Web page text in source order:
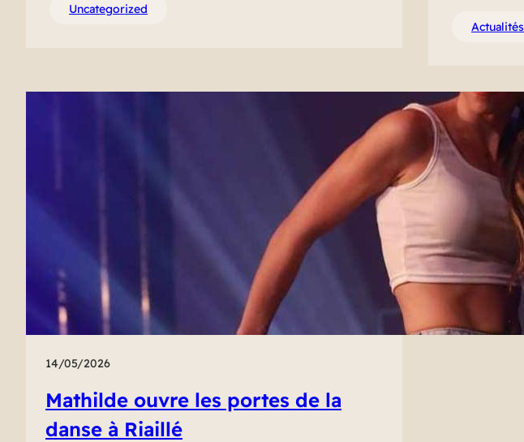
Uncategorized
Actualités
14/05/2026
Mathilde ouvre les portes de la
danse à Riaillé